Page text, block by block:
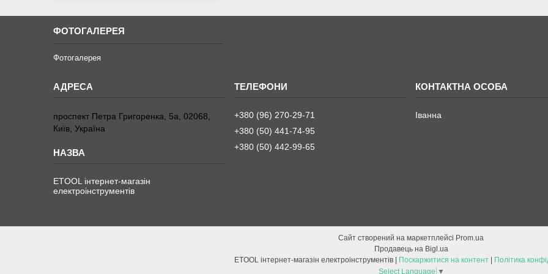
ФОТОГАЛЕРЕЯ
Фотогалерея
проспект Петра Григоренка, 5а, 02068,
Київ, Україна
ETOOL інтернет-магазін
електроінструментів
+380 (96) 270-29-71
+380 (50) 441-74-95
+380 (50) 442-99-65
Іванна
Сайт створений на маркетплейсі Prom.ua
Продавець на Bigl.ua
Поскаржитися на контент
Політика
Select Language ▼